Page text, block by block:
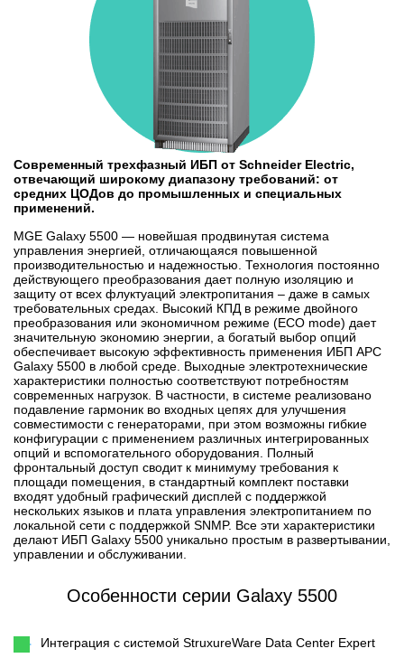
Современный трехфазный ИБП от Schneider Electric,
отвечающий широкому диапазону требований: от
средних ЦОДов до промышленных и специальных
применений.
MGE Galaxy 5500 — новейшая продвинутая система
управления энергией, отличающаяся повышенной
производительностью и надежностью. Технология постоянно
действующего преобразования дает полную изоляцию и
защиту от всех флуктуаций электропитания – даже в самых
требовательных средах. Высокий КПД в режиме двойного
преобразования или экономичном режиме (ECO mode) дает
значительную экономию энергии, а богатый выбор опций
обеспечивает высокую эффективность применения ИБП APC
Galaxy 5500 в любой среде. Выходные электротехнические
характеристики полностью соответствуют потребностям
современных нагрузок. В частности, в системе реализовано
подавление гармоник во входных цепях для улучшения
совместимости с генераторами, при этом возможны гибкие
конфигурации с применением различных интегрированных
опций и вспомогательного оборудования. Полный
фронтальный доступ сводит к минимуму требования к
площади помещения, в стандартный комплект поставки
входят удобный графический дисплей с поддержкой
нескольких языков и плата управления электропитанием по
локальной сети с поддержкой SNMP. Все эти характеристики
делают ИБП Galaxy 5500 уникально простым в развертывании,
управлении и обслуживании.
Особенности серии Galaxy 5500
Интеграция с системой StruxureWare Data Center Expert